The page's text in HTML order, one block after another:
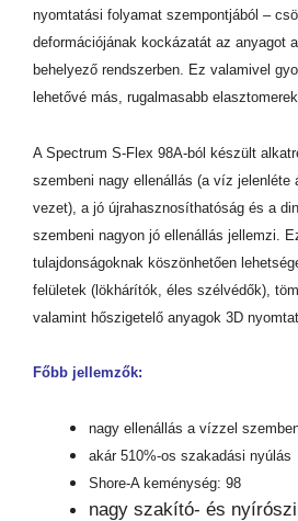
nyomtatási folyamat szempontjából –
deformációjának kockázatát az anyagot
behelyező rendszerben. Ez valamivel
lehetővé más, rugalmasabb
A Spectrum S-Flex 98A-ból készült
szembeni nagy ellenállás (a víz jelenléte
vezet), a jó újrahasznosíthatóság és a
szembeni nagyon jó ellenállás jellemzi.
tulajdonságoknak köszönhetően
felületek (lökhárítók, éles szélvédők),
valamint hőszigetelő anyagok 3D
Főbb jellemzők:
nagy ellenállás a vízzel
akár 510%-os szakadási nyúlás
Shore-A keménység: 98
nagy szakító- és